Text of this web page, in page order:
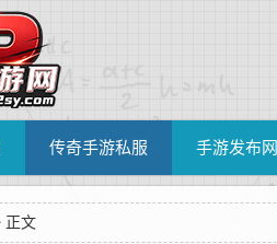
传奇手游私服 手游发布网
正文